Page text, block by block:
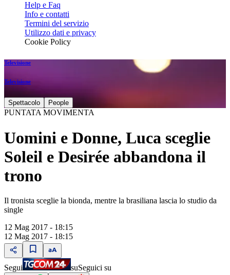
Help e Faq
Info e contatti
Termini del servizio
Utilizzo dati e privacy
Cookie Policy
Televisione
Televisione
Spettacolo People
PUNTATA MOVIMENTA
Uomini e Donne, Luca sceglie
Soleil e Desirée abbandona il
trono
Il tronista sceglie la bionda, mentre la brasiliana lascia lo studio da
single
12 Mag 2017 - 18:15
12 Mag 2017 - 18:15
Segui suSeguici su